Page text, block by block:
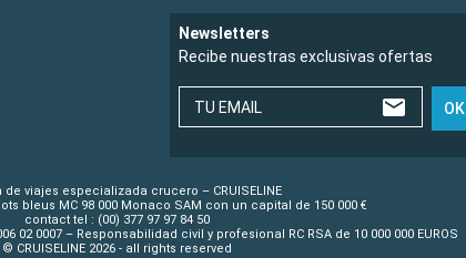
Newsletters
Recibe nuestras exclusivas ofertas
TU EMAIL OK
de viajes especializada crucero – CRUISELINE
bleus MC 98 000 Monaco SAM con un capital de 150 000 €
contact tel : (00) 377 97 97 84 50
02 0007 – Responsabilidad civil y profesional RC RSA de 10 000 000 EUROS
© CRUISELINE 2026 - all rights reserved